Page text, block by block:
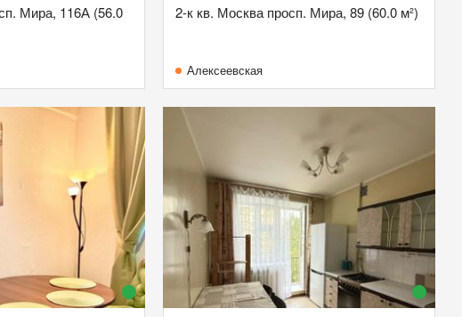
Мира, 116А (56.0
2-к кв. Москва просп. Мира, 89 (60.0 м²)
Алексеевская